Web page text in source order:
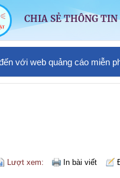
CHIA SẺ THÔNG TIN
với web quảng cáo miễn
Lượt xem: In bài viết